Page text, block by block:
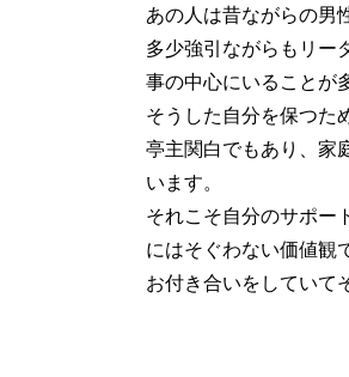
あの人は昔ながらの男
多少強引ながらもリー
事の中心にいることが
そうした自分を保つた
亭主関白でもあり、家
います。
それこそ自分のサポー
にはそぐわない価値観
お付き合いをしていて